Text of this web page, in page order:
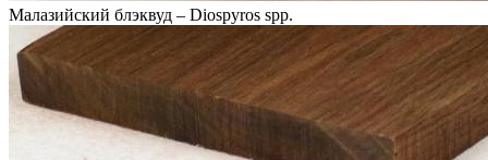
Малазийский блэквуд – Diospyros spp.